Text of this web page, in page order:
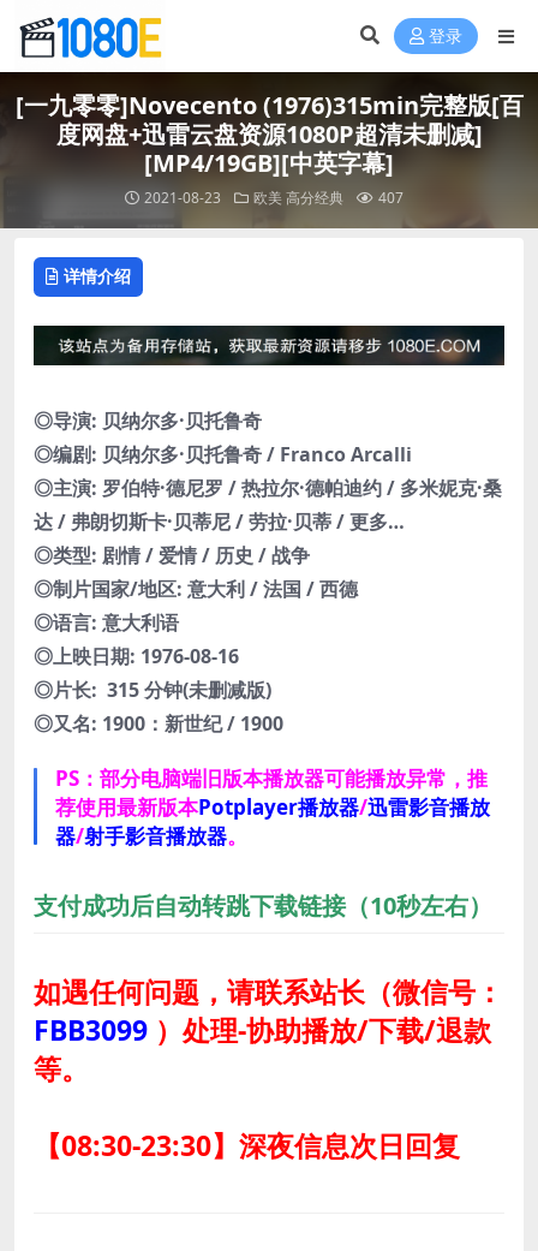
登录
[一九零零]Novecento (1976)315min完整版[百
度网盘+迅雷云盘资源1080P超清未删减]
[MP4/19GB][中英字幕]
2021-08-23 欧美高分经典 407
详情介绍
◎导演: 贝纳尔多·贝托鲁奇
◎编剧: 贝纳尔多·贝托鲁奇 / Franco Arcalli
◎主演: 罗伯特·德尼罗 / 热拉尔·德帕迪约 / 多米妮克·桑
达 / 弗朗切斯卡·贝蒂尼 / 劳拉·贝蒂 / 更多…
◎类型: 剧情 / 爱情 / 历史 / 战争
◎制片国家/地区: 意大利 / 法国 / 西德
◎语言: 意大利语
◎上映日期: 1976-08-16
◎片长: 315 分钟(未删减版)
◎又名: 1900：新世纪 / 1900
PS：部分电脑端旧版本播放器可能播放异常，推
荐使用最新版本Potplayer播放器/迅雷影音播放
器/射手影音播放器。
支付成功后自动转跳下载链接（10秒左右）
如遇任何问题，请联系站长（微信号：
FBB3099 ） 处理-协助播放/下载/退款
等。
【08:30-23:30】深夜信息次日回复